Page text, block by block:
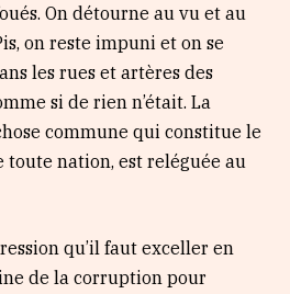
On détourne au vu et au
on reste impuni et on se
les rues et artères des
si de rien n’était. La
commune qui constitue le
nation, est reléguée au
qu’il faut exceller en
de la corruption pour